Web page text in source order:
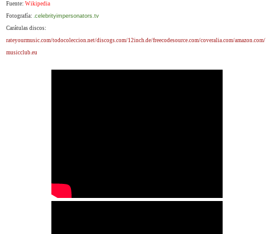
Fuente: Wikipedia
Fotografía: .celebrityimpersonators.tv
Carátulas discos:
rateyourmusic.com/todocoleccion.net/discogs.com/12inch.de/freecodesource.com/coveralia.com/amazon.com/
musicclub.eu